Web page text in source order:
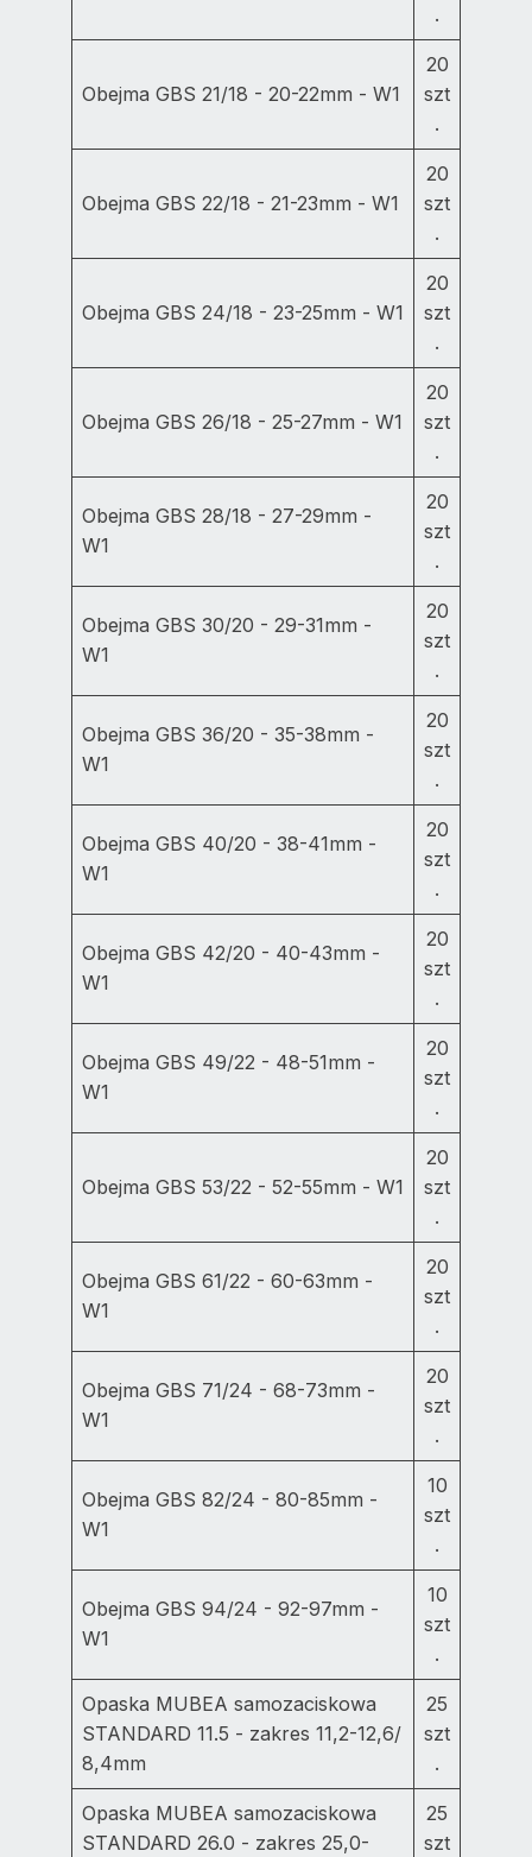
.
Obejma GBS 21/18 - 20-22mm - W1
20
szt
.
Obejma GBS 22/18 - 21-23mm - W1
20
szt
.
Obejma GBS 24/18 - 23-25mm - W1
20
szt
.
Obejma GBS 26/18 - 25-27mm - W1
20
szt
.
Obejma GBS 28/18 - 27-29mm -
W1
20
szt
.
Obejma GBS 30/20 - 29-31mm -
W1
20
szt
.
Obejma GBS 36/20 - 35-38mm -
W1
20
szt
.
Obejma GBS 40/20 - 38-41mm -
W1
20
szt
.
Obejma GBS 42/20 - 40-43mm -
W1
20
szt
.
Obejma GBS 49/22 - 48-51mm -
W1
20
szt
.
Obejma GBS 53/22 - 52-55mm - W1
20
szt
.
Obejma GBS 61/22 - 60-63mm -
W1
20
szt
.
Obejma GBS 71/24 - 68-73mm -
W1
20
szt
.
Obejma GBS 82/24 - 80-85mm -
W1
10
szt
.
Obejma GBS 94/24 - 92-97mm -
W1
10
szt
.
Opaska MUBEA samozaciskowa
STANDARD 11.5 - zakres 11,2-12,6/
8,4mm
25
szt
.
Opaska MUBEA samozaciskowa
STANDARD 26.0 - zakres 25,0-
25
szt